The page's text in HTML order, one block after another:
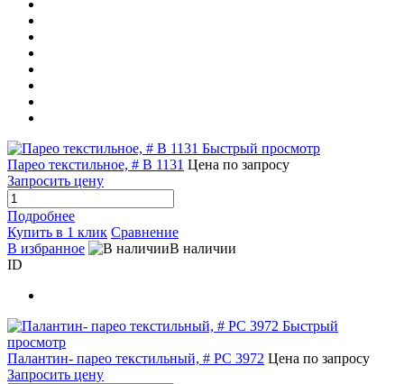
Быстрый просмотр
Парео текстильное, # B 1131 Цена по запросу
Запросить цену
Подробнее
Купить в 1 клик Сравнение
В избранное
В наличии
ID
Быстрый
просмотр
Палантин- парео текстильный, # PC 3972 Цена по запросу
Запросить цену